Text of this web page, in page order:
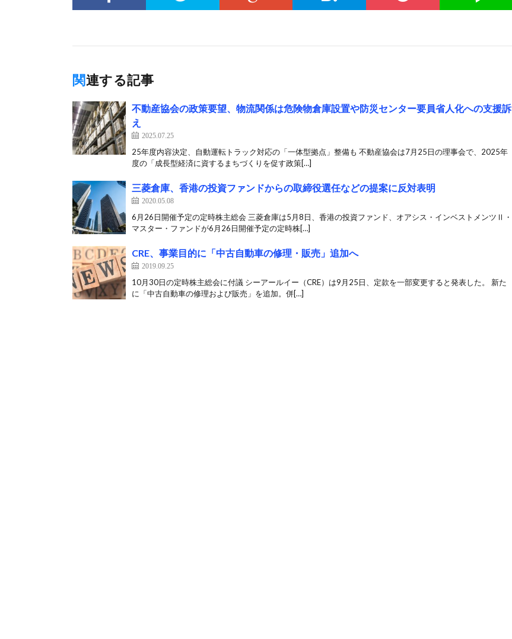
関連する記事
不動産協会の政策要望、物流関係は危険物倉庫設置や防災センター要員省人化への支援訴
え
2025.07.25
25年度内容決定、自動運転トラック対応の「一体型拠点」整備も 不動産協会は7月25日の理事会で、2025年
度の「成長型経済に資するまちづくりを促す政策[…]
三菱倉庫、香港の投資ファンドからの取締役選任などの提案に反対表明
2020.05.08
6月26日開催予定の定時株主総会 三菱倉庫は5月8日、香港の投資ファンド、オアシス・インベストメンツⅡ・
マスター・ファンドが6月26日開催予定の定時株[…]
CRE、事業目的に「中古自動車の修理・販売」追加へ
2019.09.25
10月30日の定時株主総会に付議 シーアールイー（CRE）は9月25日、定款を一部変更すると発表した。 新た
に「中古自動車の修理および販売」を追加。併[…]